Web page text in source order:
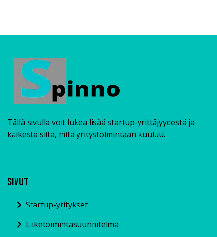
Tällä sivulla voit lukea lisää startup-yrittäjyydestä ja
kaikesta siitä, mitä yritystoimintaan kuuluu.
SIVUT
Startup-yritykset
Liiketoimintasuunnitelma